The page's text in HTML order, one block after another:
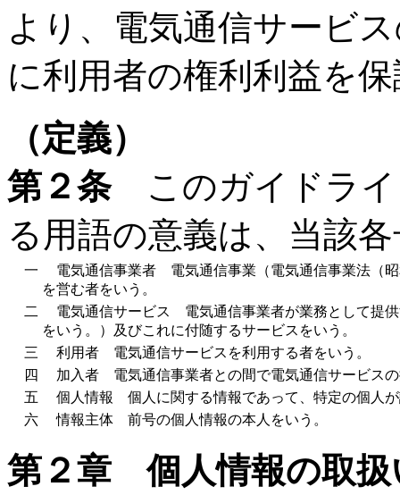
より、電気通信サービ
に利用者の権利利益を
（定義）
第２条このガイドライ
る用語の意義は、当該
一
電気通信事業者 電気通信事業（電気通信事業法（昭
を営む者をいう。
二
電気通信サービス 電気通信事業者が業務として提供
をいう。）及びこれに付随するサービスをいう。
三
利用者 電気通信サービスを利用する者をいう。
四
加入者 電気通信事業者との間で電気通信サービス
五
個人情報 個人に関する情報であって、特定の個人
六
情報主体 前号の個人情報の本人をいう。
第２章 個人情報の取扱